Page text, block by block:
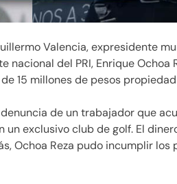
Valencia, expresidente
del PRI, Enrique Ochoa
15 millones de pesos
de un trabajador que
un exclusivo club de golf. El
Ochoa Reza pudo incumplir los